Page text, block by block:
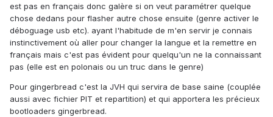
est pas en français donc galère si on veut paramétrer quelque
chose dedans pour flasher autre chose ensuite (genre activer le
déboguage usb etc). ayant l'habitude de m'en servir je connais
instinctivement où aller pour changer la langue et la remettre en
français mais c'est pas évident pour quelqu'un ne la connaissant
pas (elle est en polonais ou un truc dans le genre)
Pour gingerbread c'est la JVH qui servira de base saine (couplée
aussi avec fichier PIT et repartition) et qui apportera les précieux
bootloaders gingerbread.